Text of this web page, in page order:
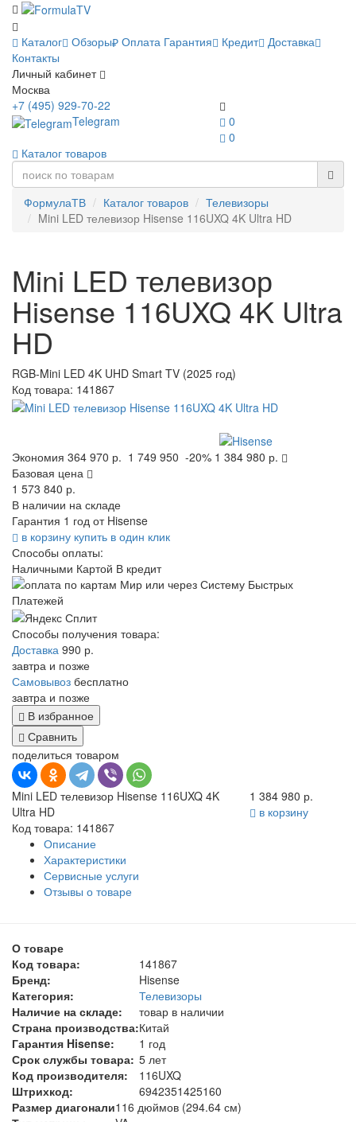
Каталог Обзоры Оплата Гарантия Кредит Доставка
Контакты
Личный кабинет
Москва
0
0
+7 (495) 929-70-22
Telegram
Каталог товаров
ФормулаТВ Каталог товаров
Телевизоры
Mini LED телевизор Hisense 116UXQ 4K Ultra HD
Mini LED телевизор
Hisense 116UXQ 4K Ultra
HD
RGB-Mini LED 4K UHD Smart TV (2025 год)
Код товара: 141867
Экономия 364 970 р. 1 749 950 -20% 1 384 980 р.
Базовая цена
1 573 840 р.
В наличии на складе
Гарантия 1 год от Hisense
в корзину купить в один клик
Способы оплаты:
Наличными Картой В кредит
Способы получения товара:
Доставка 990 р.
завтра и позже
Самовывоз бесплатно
завтра и позже
В избранное
Сравнить
поделиться товаром
Mini LED телевизор Hisense 116UXQ 4K
Ultra HD
Код товара: 141867
1 384 980 р.
в корзину
Описание
Характеристики
Сервисные услуги
Отзывы о товаре
О товаре
Код товара:
141867
Бренд:
Hisense
Категория:
Телевизоры
Наличие на складе:
товар в наличии
Страна производства:Китай
Гарантия Hisense:
1 год
Срок службы товара: 5 лет
Код производителя:
116UXQ
Штрихкод:
6942351425160
Размер диагонали116 дюймов (294.64 см)